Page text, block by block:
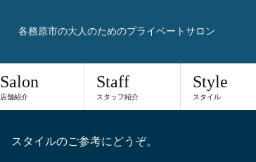
各務原市の大人のためのプライベートサロン
Salon
店舗紹介
Staff
スタッフ紹介
Style
スタイル
スタイルのご参考にどうぞ。